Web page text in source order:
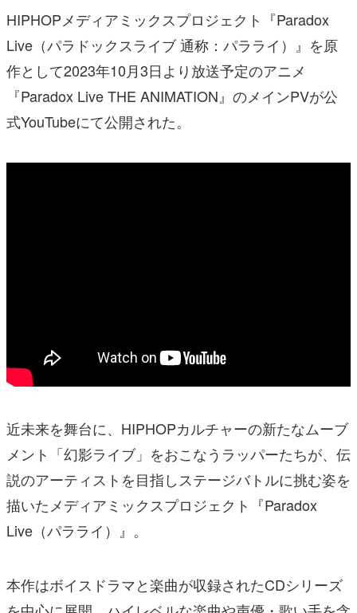
その他
電ファミニコゲーマーとは？
運営：株式会社マレ
HIPHOPメディアミックスプロジェクト『Paradox
Live（パラドックスライブ 通称：パラライ）』を原
作として2023年10月3日より放送予定のアニメ
『Paradox Live THE ANIMATION』のメインPVが公
式YouTubeにて公開された。
近未来を舞台に、HIPHOPカルチャーの新たなムーブ
メント「幻影ライブ」をおこなうラッパーたちが、伝
説のアーティストを目指しステージバトルに挑む姿を
描いたメディアミックスプロジェクト『Paradox
Live（パラライ）』。
本作はボイスドラマと楽曲が収録されたCDシリーズ